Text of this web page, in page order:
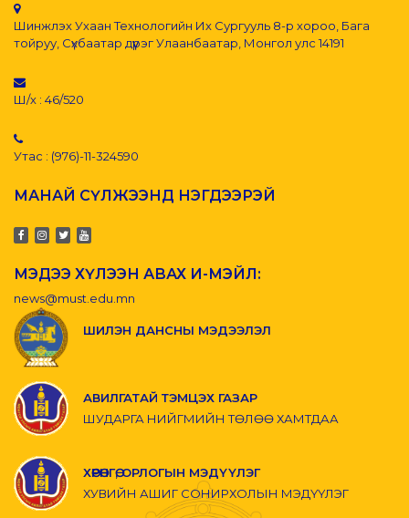
Шинжлэх Ухаан Технологийн Их Сургууль 8-р хороо, Бага
тойруу, Сүхбаатар дүүрэг Улаанбаатар, Монгол улс 14191
Ш/х : 46/520
Утас : (976)-11-324590
МАНАЙ СҮЛЖЭЭНД НЭГДЭЭРЭЙ
МЭДЭЭ ХҮЛЭЭН АВАХ И-МЭЙЛ:
news@must.edu.mn
ШИЛЭН ДАНСНЫ МЭДЭЭЛЭЛ
АВИЛГАТАЙ ТЭМЦЭХ ГАЗАР
ШУДАРГА НИЙГМИЙН ТӨЛӨӨ ХАМТДАА
ХӨРӨНГӨ, ОРЛОГЫН МЭДҮҮЛЭГ
ХУВИЙН АШИГ СОНИРХОЛЫН МЭДҮҮЛЭГ